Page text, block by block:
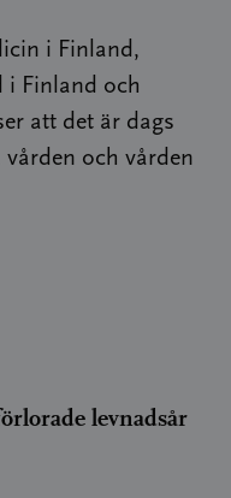
i Finland,
i Finland och
att det är dags
och vården
levnadsår